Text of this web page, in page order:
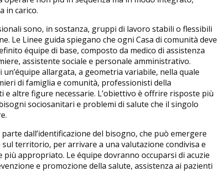
in carico.
sono, in sostanza, gruppi di lavoro stabili o flessibili
Le Linee guida spiegano che ogni Casa di comunità deve
équipe di base, composto da medico di assistenza
assistente sociale e personale amministrativo.
allargata, a geometria variabile, nella quale
di famiglia e comunità, professionisti della
altre figure necessarie. L’obiettivo è offrire risposte più
sociosanitari e problemi di salute che il singolo
dall’identificazione del bisogno, che può emergere
territorio, per arrivare a una valutazione condivisa e
appropriato. Le équipe dovranno occuparsi di acuzie
e promozione della salute, assistenza ai pazienti